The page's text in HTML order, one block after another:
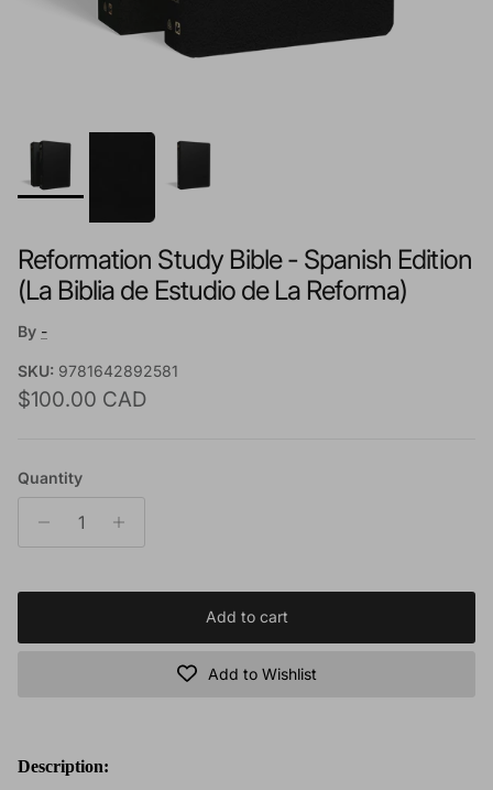
Reformation Study Bible - Spanish Edition
(La Biblia de Estudio de La Reforma)
By -
SKU: 9781642892581
Regular price
$100.00 CAD
Quantity
Add to cart
Add to Wishlist
Description: